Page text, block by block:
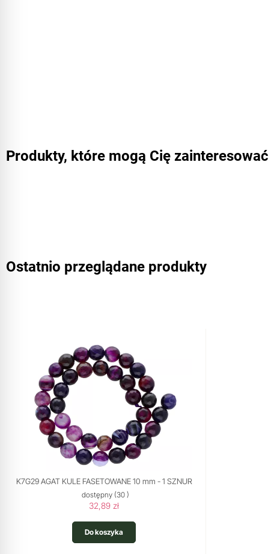
Produkty, które mogą Cię zainteresować
Ostatnio przeglądane produkty
K7G29 AGAT KULE FASETOWANE 10 mm - 1 SZNUR
dostępny (30 )
32,89 zł
Do koszyka